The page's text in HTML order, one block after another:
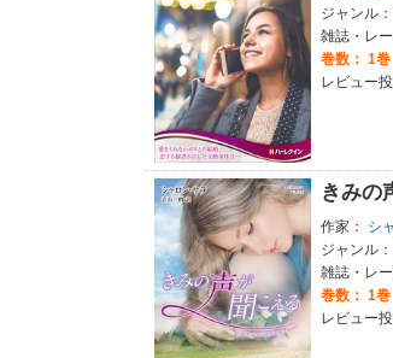
ジャンル：
雑誌・レー
巻数： 1巻
レビュー
きみの
作家： シ
ジャンル：
雑誌・レー
巻数： 1巻
レビュー